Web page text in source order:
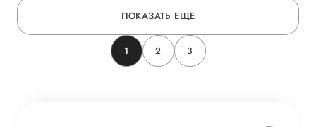
ПОКАЗАТЬ ЕЩЕ
1 2 3